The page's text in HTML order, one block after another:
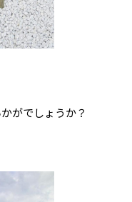
がでしょうか？